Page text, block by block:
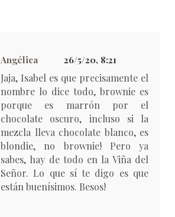
Angélica 26/5/20, 8:21
Jaja, Isabel es que precisamente el
nombre lo dice todo, brownie es
porque es marrón por el
chocolate oscuro, incluso si la
mezcla lleva chocolate blanco, es
blondie, no brownie! Pero ya
sabes, hay de todo en la Viña del
Señor. Lo que sí te digo es que
están buenísimos. Besos!